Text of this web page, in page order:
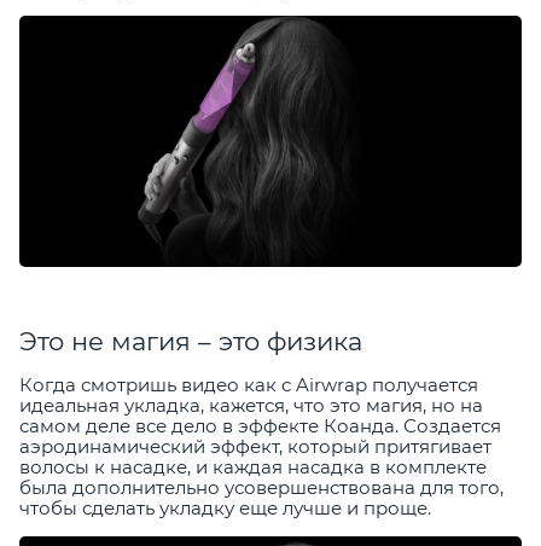
Это не магия – это физика
Когда смотришь видео как с Airwrap получается
идеальная укладка, кажется, что это магия, но на
самом деле все дело в эффекте Коанда. Создается
аэродинамический эффект, который притягивает
волосы к насадке, и каждая насадка в комплекте
была дополнительно усовершенствована для того,
чтобы сделать укладку еще лучше и проще.